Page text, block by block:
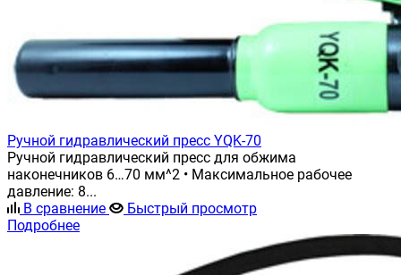
Ручной гидравлический пресс YQK-70
Ручной гидравлический пресс для обжима
наконечников 6…70 мм^2 • Максимальное рабочее
давление: 8...
В сравнение
Быстрый просмотр
Подробнее